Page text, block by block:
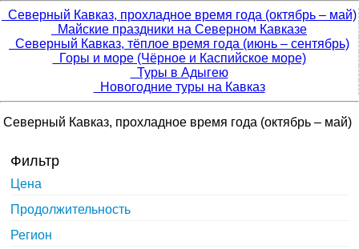
Северный Кавказ, прохладное время года (октябрь – май)
Майские праздники на Северном Кавказе
Северный Кавказ, тёплое время года (июнь – сентябрь)
Горы и море (Чёрное и Каспийское море)
Туры в Адыгею
Новогодние туры на Кавказ
Северный Кавказ, прохладное время года (октябрь – май)
Фильтр
Цена
Продолжительность
Регион